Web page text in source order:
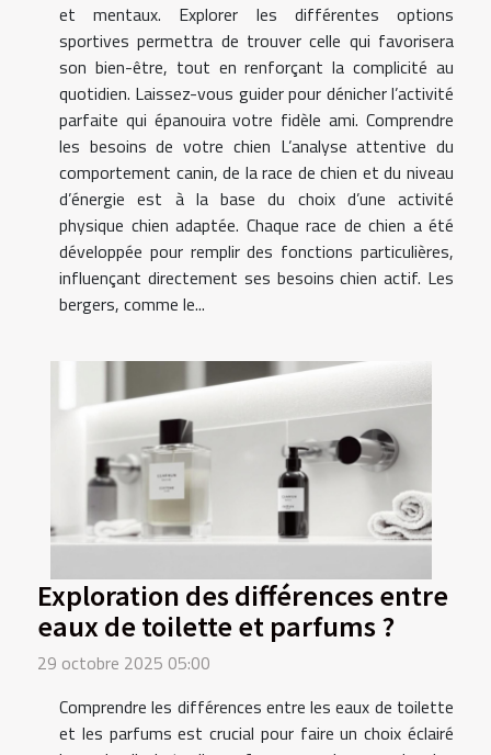
et mentaux. Explorer les différentes options
sportives permettra de trouver celle qui favorisera
son bien-être, tout en renforçant la complicité au
quotidien. Laissez-vous guider pour dénicher l’activité
parfaite qui épanouira votre fidèle ami. Comprendre
les besoins de votre chien L’analyse attentive du
comportement canin, de la race de chien et du niveau
d’énergie est à la base du choix d’une activité
physique chien adaptée. Chaque race de chien a été
développée pour remplir des fonctions particulières,
influençant directement ses besoins chien actif. Les
bergers, comme le...
Exploration des différences entre
eaux de toilette et parfums ?
29 octobre 2025 05:00
Comprendre les différences entre les eaux de toilette
et les parfums est crucial pour faire un choix éclairé